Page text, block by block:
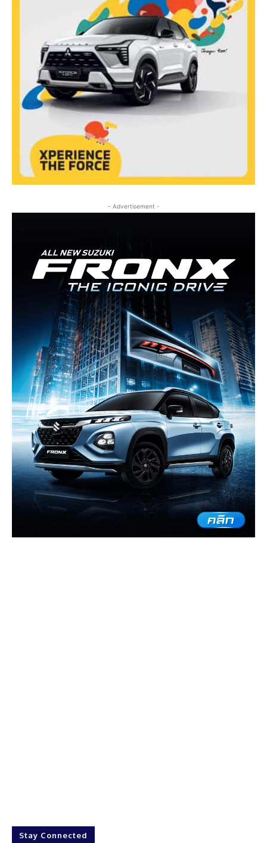
- Advertisement -
Stay Connected